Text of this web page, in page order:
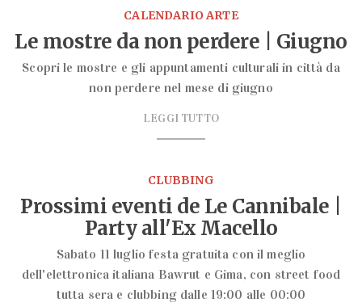
CALENDARIO ARTE
Le mostre da non perdere | Giugno
Scopri le mostre e gli appuntamenti culturali in città da
non perdere nel mese di giugno
LEGGI TUTTO
CLUBBING
Prossimi eventi de Le Cannibale |
Party all'Ex Macello
Sabato 11 luglio festa gratuita con il meglio
dell'elettronica italiana Bawrut e Gima, con street food
tutta sera e clubbing dalle 19:00 alle 00:00